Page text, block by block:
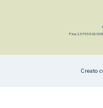
P.Iva
Creato